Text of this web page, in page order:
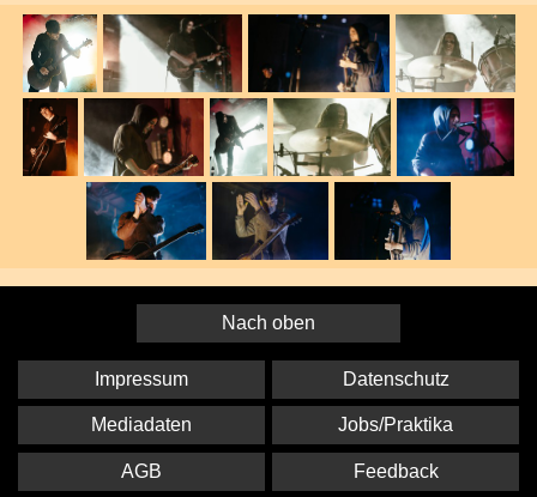
Nach oben
Impressum Datenschutz
Mediadaten Jobs/Praktika
AGB Feedback